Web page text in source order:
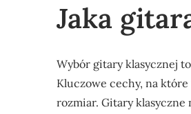
Jaka
Wybór gitary klasycznej
Kluczowe cechy, na
rozmiar. Gitary klasyczne